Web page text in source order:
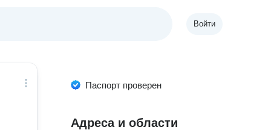
Войти
Паспорт проверен
Адреса и области